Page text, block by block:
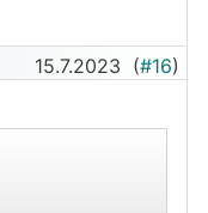
15.7.2023 (#16)